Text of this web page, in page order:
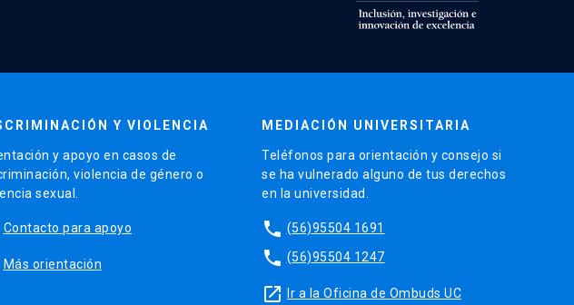
Y VIOLENCIA
y apoyo en casos de
violencia de género o
sexual.
Contacto para apoyo
Más orientación
MEDIACIÓN UNIVERSITARIA
Teléfonos para orientación y consejo si
se ha vulnerado alguno de tus derechos
en la universidad.
phone (56)95504 1691
phone (56)95504 1247
launch Ir a la Oficina de Ombuds UC